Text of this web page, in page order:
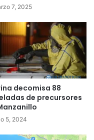
7, 2025
decomisa 88
de precursores
5, 2024